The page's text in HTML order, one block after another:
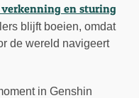
en sturing
blijft boeien, omdat
de wereld navigeert
in Genshin